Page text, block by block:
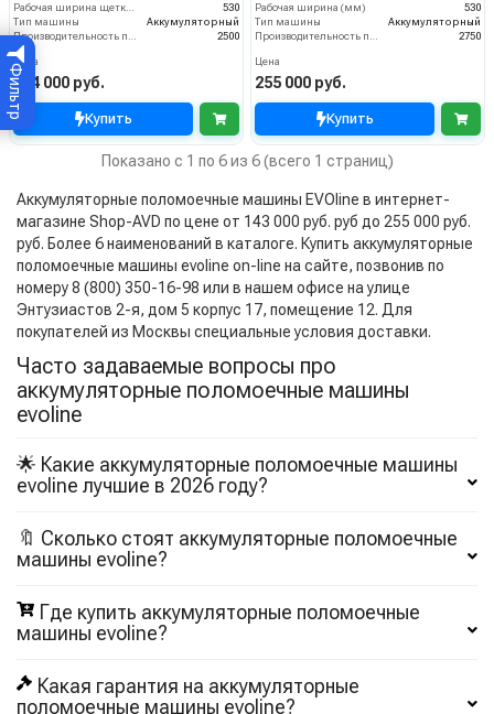
Фильтр
530
Тип машины
Аккумуляторный
2500
Цена
204 000 руб.
Купить
Рабочая ширина (мм)
530
Тип машины
Аккумуляторный
2750
Цена
255 000 руб.
Купить
Показано с 1 по 6 из 6 (всего 1 страниц)
Аккумуляторные поломоечные машины EVOline в интернет-
магазине Shop-AVD по цене от 143 000 руб. руб до 255 000 руб.
руб. Более 6 наименований в каталоге. Купить аккумуляторные
поломоечные машины evoline on-line на сайте, позвонив по
номеру 8 (800) 350-16-98 или в нашем офисе на улице
Энтузиастов 2-я, дом 5 корпус 17, помещение 12. Для
покупателей из Москвы специальные условия доставки.
Часто задаваемые вопросы про
аккумуляторные поломоечные машины
evoline
🌟 Какие аккумуляторные поломоечные машины
evoline лучшие в 2026 году?
🔖 Сколько стоят аккумуляторные поломоечные
машины evoline?
Где купить аккумуляторные поломоечные
машины evoline?
Какая гарантия на аккумуляторные
поломоечные машины evoline?